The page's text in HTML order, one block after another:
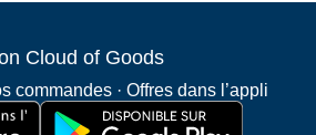
Cloud of Goods
commandes · Offres dans l’appli